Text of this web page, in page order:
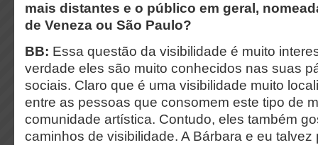
mais distantes e o público em geral,
de Veneza ou São Paulo?
BB: Essa questão da visibilidade é muito
verdade eles são muito conhecidos nas suas
sociais. Claro que é uma visibilidade muito
entre as pessoas que consomem este tipo de
comunidade artística. Contudo, eles também
caminhos de visibilidade. A Bárbara e eu